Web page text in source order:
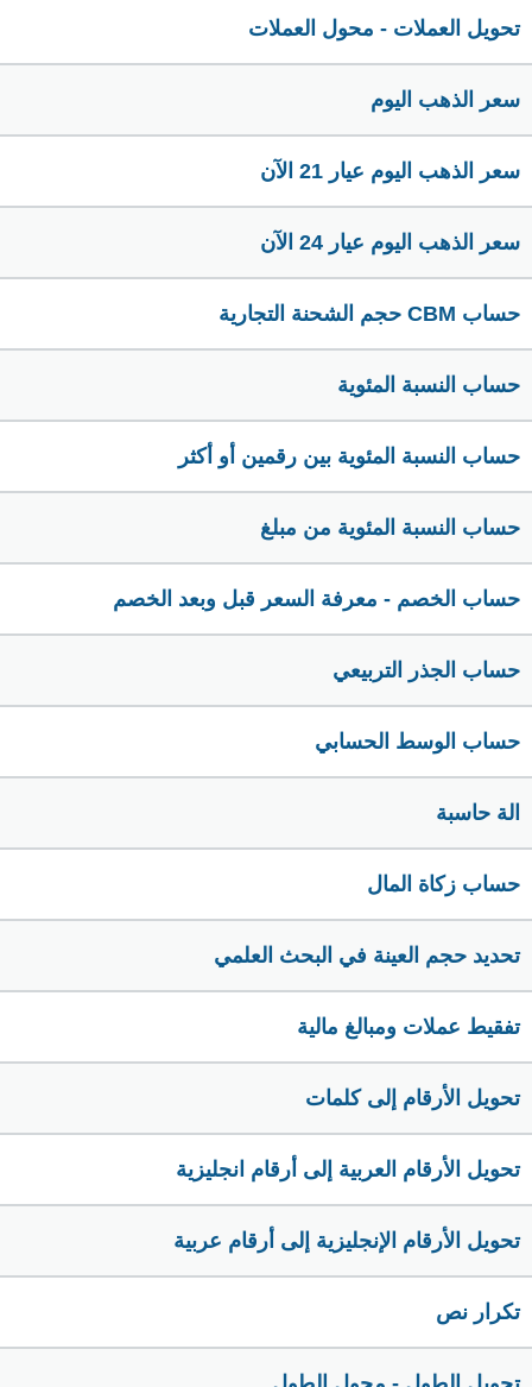
تحويل العملات - محول العملات
سعر الذهب اليوم
سعر الذهب اليوم عيار 21 الآن
سعر الذهب اليوم عيار 24 الآن
حساب CBM حجم الشحنة التجارية
حساب النسبة المئوية
حساب النسبة المئوية بين رقمين أو أكثر
حساب النسبة المئوية من مبلغ
حساب الخصم - معرفة السعر قبل وبعد الخصم
حساب الجذر التربيعي
حساب الوسط الحسابي
الة حاسبة
حساب زكاة المال
تحديد حجم العينة في البحث العلمي
تفقيط عملات ومبالغ مالية
تحويل الأرقام إلى كلمات
تحويل الأرقام العربية إلى أرقام انجليزية
تحويل الأرقام الإنجليزية إلى أرقام عربية
تكرار نص